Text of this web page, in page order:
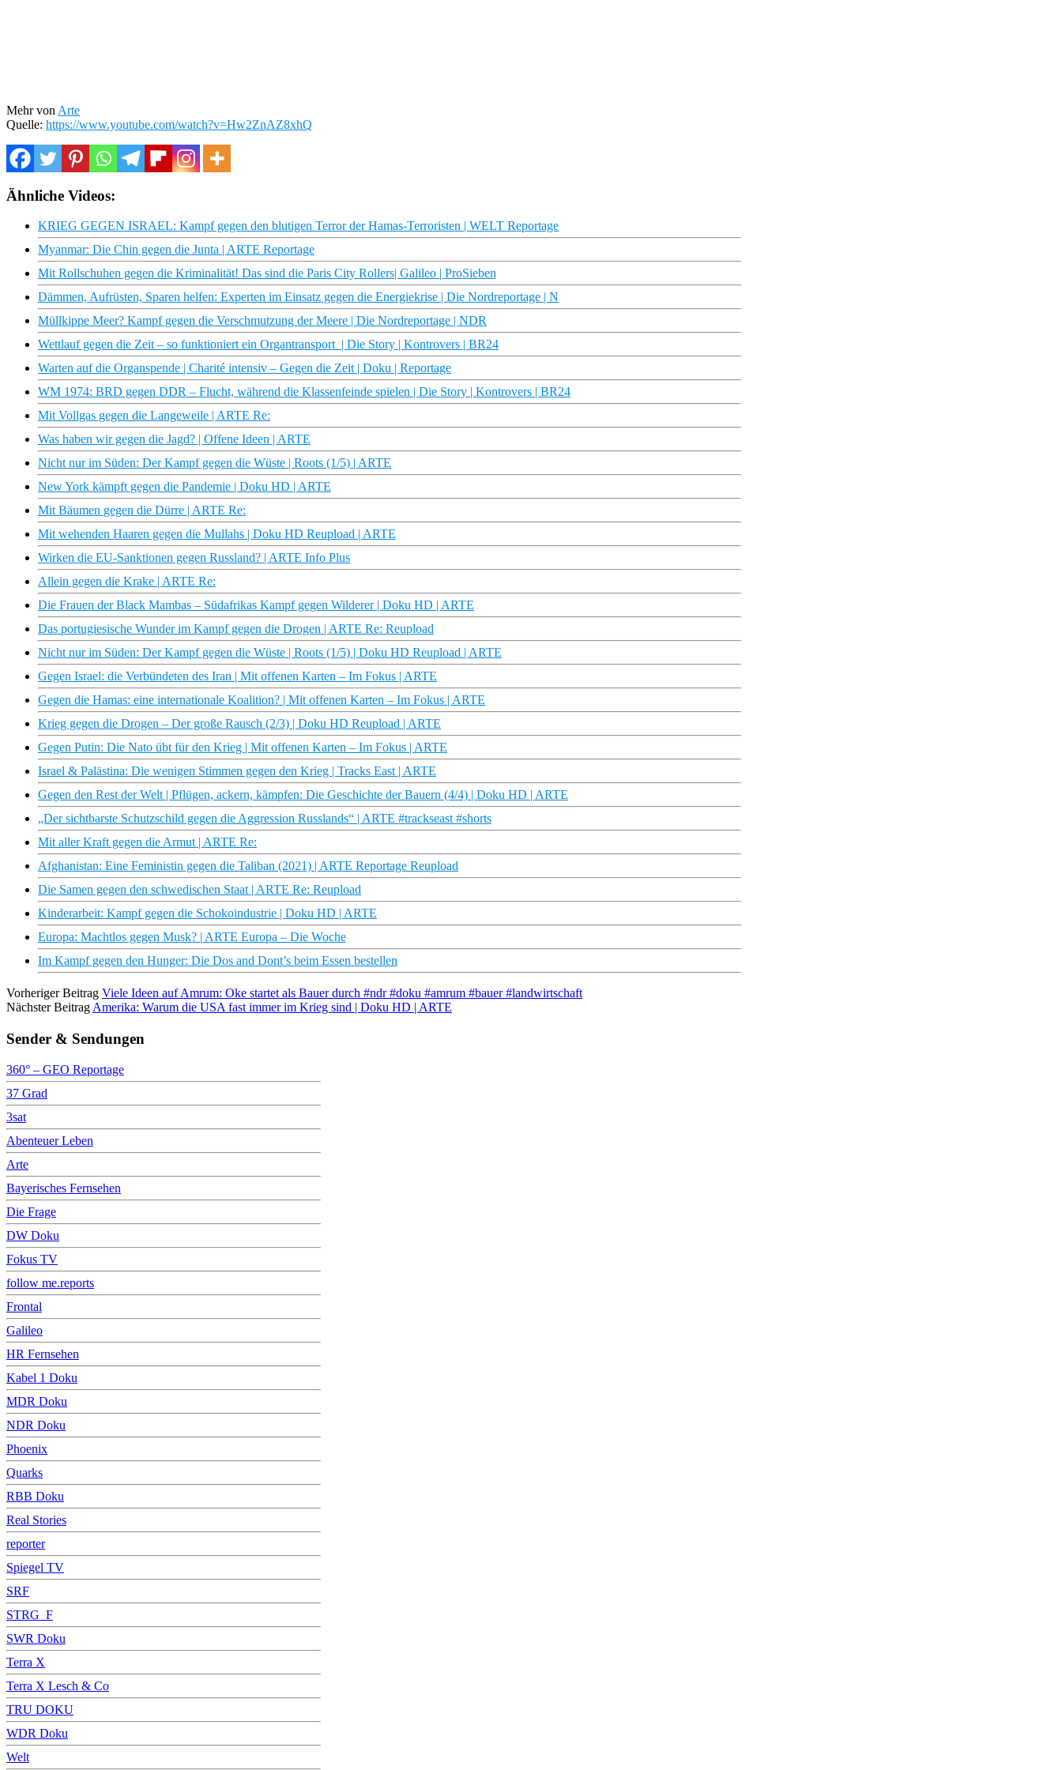
Mehr von Arte
Quelle: https://www.youtube.com/watch?v=Hw2ZnAZ8xhQ
Ähnliche Videos:
KRIEG GEGEN ISRAEL: Kampf gegen den blutigen Terror der Hamas-Terroristen | WELT Reportage
Myanmar: Die Chin gegen die Junta | ARTE Reportage
Mit Rollschuhen gegen die Kriminalität! Das sind die Paris City Rollers| Galileo | ProSieben
Dämmen, Aufrüsten, Sparen helfen: Experten im Einsatz gegen die Energiekrise | Die Nordreportage | N
Müllkippe Meer? Kampf gegen die Verschmutzung der Meere | Die Nordreportage | NDR
Wettlauf gegen die Zeit – so funktioniert ein Organtransport | Die Story | Kontrovers | BR24
Warten auf die Organspende | Charité intensiv – Gegen die Zeit | Doku | Reportage
WM 1974: BRD gegen DDR – Flucht, während die Klassenfeinde spielen | Die Story | Kontrovers | BR24
Mit Vollgas gegen die Langeweile | ARTE Re:
Was haben wir gegen die Jagd? | Offene Ideen | ARTE
Nicht nur im Süden: Der Kampf gegen die Wüste | Roots (1/5) | ARTE
New York kämpft gegen die Pandemie | Doku HD | ARTE
Mit Bäumen gegen die Dürre | ARTE Re:
Mit wehenden Haaren gegen die Mullahs | Doku HD Reupload | ARTE
Wirken die EU-Sanktionen gegen Russland? | ARTE Info Plus
Allein gegen die Krake | ARTE Re:
Die Frauen der Black Mambas – Südafrikas Kampf gegen Wilderer | Doku HD | ARTE
Das portugiesische Wunder im Kampf gegen die Drogen | ARTE Re: Reupload
Nicht nur im Süden: Der Kampf gegen die Wüste | Roots (1/5) | Doku HD Reupload | ARTE
Gegen Israel: die Verbündeten des Iran | Mit offenen Karten – Im Fokus | ARTE
Gegen die Hamas: eine internationale Koalition? | Mit offenen Karten – Im Fokus | ARTE
Krieg gegen die Drogen – Der große Rausch (2/3) | Doku HD Reupload | ARTE
Gegen Putin: Die Nato übt für den Krieg | Mit offenen Karten – Im Fokus | ARTE
Israel & Palästina: Die wenigen Stimmen gegen den Krieg | Tracks East | ARTE
Gegen den Rest der Welt | Pflügen, ackern, kämpfen: Die Geschichte der Bauern (4/4) | Doku HD | ARTE
„Der sichtbarste Schutzschild gegen die Aggression Russlands“ | ARTE #trackseast #shorts
Mit aller Kraft gegen die Armut | ARTE Re:
Afghanistan: Eine Feministin gegen die Taliban (2021) | ARTE Reportage Reupload
Die Samen gegen den schwedischen Staat | ARTE Re: Reupload
Kinderarbeit: Kampf gegen die Schokoindustrie | Doku HD | ARTE
Europa: Machtlos gegen Musk? | ARTE Europa – Die Woche
Im Kampf gegen den Hunger: Die Dos and Dont’s beim Essen bestellen
Vorheriger Beitrag Viele Ideen auf Amrum: Oke startet als Bauer durch #ndr #doku #amrum #bauer #landwirtschaft
Nächster Beitrag Amerika: Warum die USA fast immer im Krieg sind | Doku HD | ARTE
Sender & Sendungen
360° – GEO Reportage
37 Grad
3sat
Abenteuer Leben
Arte
Bayerisches Fernsehen
Die Frage
DW Doku
Fokus TV
follow me.reports
Frontal
Galileo
HR Fernsehen
Kabel 1 Doku
MDR Doku
NDR Doku
Phoenix
Quarks
RBB Doku
Real Stories
reporter
Spiegel TV
SRF
STRG_F
SWR Doku
Terra X
Terra X Lesch & Co
TRU DOKU
WDR Doku
Welt